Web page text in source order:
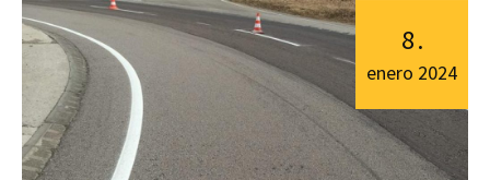
8.
enero 2024